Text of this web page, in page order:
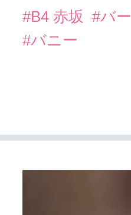
#B4 赤坂 #バー
#バニー